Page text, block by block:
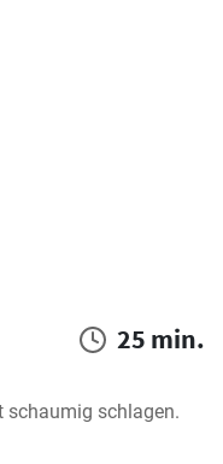
25 min.
schaumig schlagen.